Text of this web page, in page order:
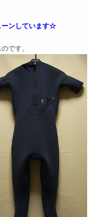
ーンしています☆
です。